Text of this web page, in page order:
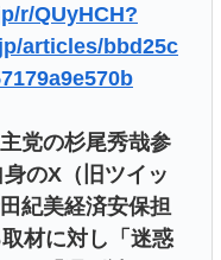
r/QUyHCH?
articles/bbd25c
党の杉尾秀哉参
のX（旧ツイッ
紀美経済安保担
材に対し「迷惑